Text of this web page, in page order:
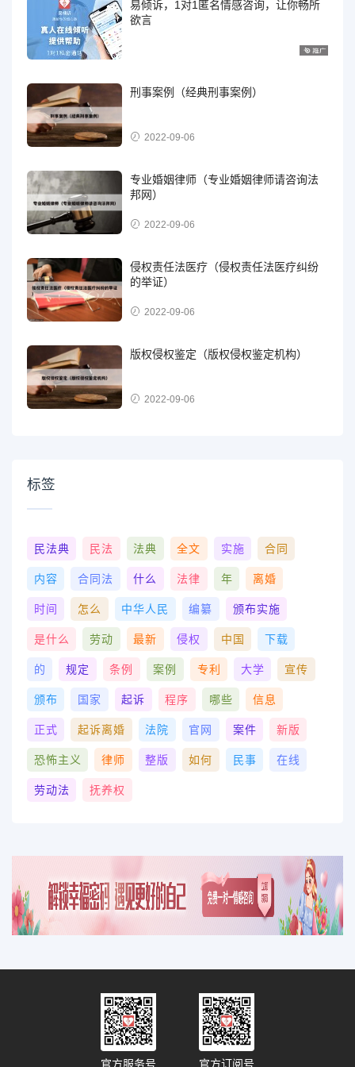
易倾诉，1对1匿名情感咨询，让你畅所
欲言
刑事案例（经典刑事案例）
2022-09-06
专业婚姻律师（专业婚姻律师请咨询法
邦网）
2022-09-06
侵权责任法医疗（侵权责任法医疗纠纷
的举证）
2022-09-06
版权侵权鉴定（版权侵权鉴定机构）
2022-09-06
标签
民法典 民法 法典 全文 实施 合同
内容 合同法 什么 法律 年 离婚
时间 怎么 中华人民 编纂 颁布实施
是什么 劳动 最新 侵权 中国 下载
的 规定 条例 案例 专利 大学 宣传
颁布 国家 起诉 程序 哪些 信息
正式 起诉离婚 法院 官网 案件 新版
恐怖主义 律师 整版 如何 民事 在线
劳动法 抚养权
官方服务号 官方订阅号